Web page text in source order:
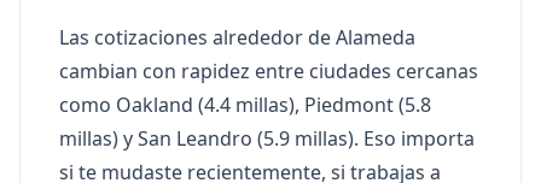
Las cotizaciones alrededor de Alameda
cambian con rapidez entre ciudades cercanas
como Oakland (4.4 millas), Piedmont (5.8
millas) y San Leandro (5.9 millas). Eso importa
si te mudaste recientemente, si trabajas a